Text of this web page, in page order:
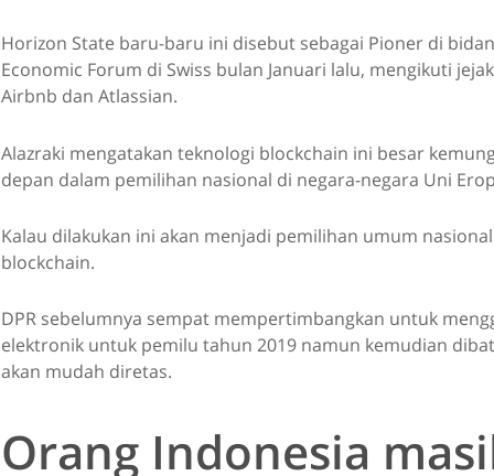
Horizon State baru-baru ini disebut sebagai Pioner di
Economic Forum di Swiss bulan Januari lalu, mengikuti
Airbnb dan Atlassian.
Alazraki mengatakan teknologi blockchain ini besar
depan dalam pemilihan nasional di negara-negara Uni
Kalau dilakukan ini akan menjadi pemilihan umum
blockchain.
DPR sebelumnya sempat mempertimbangkan untuk
elektronik untuk pemilu tahun 2019 namun kemudian
akan mudah diretas.
Orang Indonesia